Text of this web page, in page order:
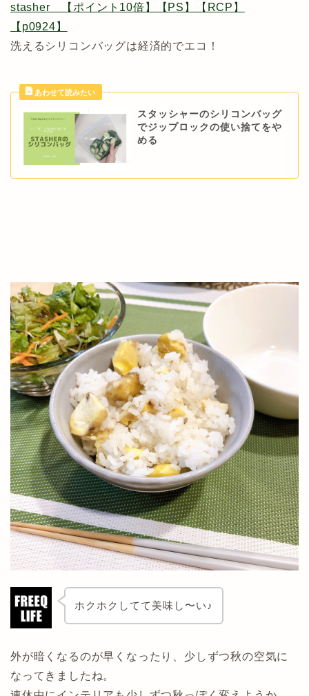
stasher 【ポイント10倍】【PS】【RCP】
【p0924】
洗えるシリコンバッグは経済的でエコ！
スタッシャーのシリコンバッグ
でジップロックの使い捨てをや
める
ホクホクしてて美味し〜い♪
外が暗くなるのが早くなったり、少しずつ秋の空気に
なってきましたね。